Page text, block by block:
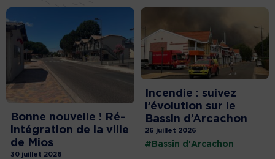
Bonne nouvelle ! Ré-
intégration de la ville
de Mios
30 juillet 2026
Incendie : suivez
l’évolution sur le
Bassin d’Arcachon
26 juillet 2026
#Bassin d'Arcachon